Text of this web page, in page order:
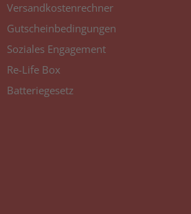
Versandkostenrechner
Gutscheinbedingungen
Soziales Engagement
Re-Life Box
Batteriegesetz